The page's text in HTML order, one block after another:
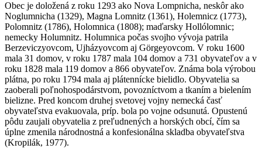
Obec je doložená z roku 1293 ako Nova Lompnicha, neskôr ako
Noglumnicha (1329), Magna Lomnitz (1361), Holemnicz (1773),
Polomnitz (1786), Holomnica (1808); maďarsky Hollólomnic;
nemecky Holumnitz. Holumnica počas svojho vývoja patrila
Berzeviczyovcom, Ujházyovcom aj Görgeyovcom. V roku 1600
mala 31 domov, v roku 1787 mala 104 domov a 731 obyvateľov a v
roku 1828 mala 119 domov a 866 obyvateľov. Známa bola výrobou
plátna, po roku 1794 mala aj plátennícke bielidlo. Obyvatelia sa
zaoberali poľnohospodárstvom, povozníctvom a tkaním a bielením
bielizne. Pred koncom druhej svetovej vojny nemecká časť
obyvateľstva evakuovala, príp. bola po vojne odsunutá. Opustenú
pôdu zaujali obyvatelia z preľudnených a horských obcí, čím sa
úplne zmenila národnostná a konfesionálna skladba obyvateľstva
(Kropilák, 1977).